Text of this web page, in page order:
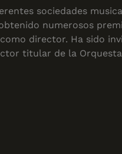
sociedades
numerosos
director. Ha sido
titular de la Orquesta